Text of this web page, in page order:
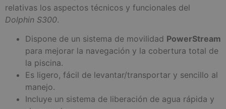
relativas los aspectos técnicos y funcionales del
Dolphin S300.
Dispone de un sistema de movilidad PowerStream
para mejorar la navegación y la cobertura total de
la piscina.
Es ligero, fácil de levantar/transportar y sencillo al
manejo.
Incluye un sistema de liberación de agua rápida y